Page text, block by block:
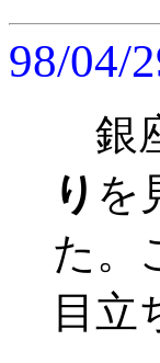
98/04/
銀
り を
た。
目立